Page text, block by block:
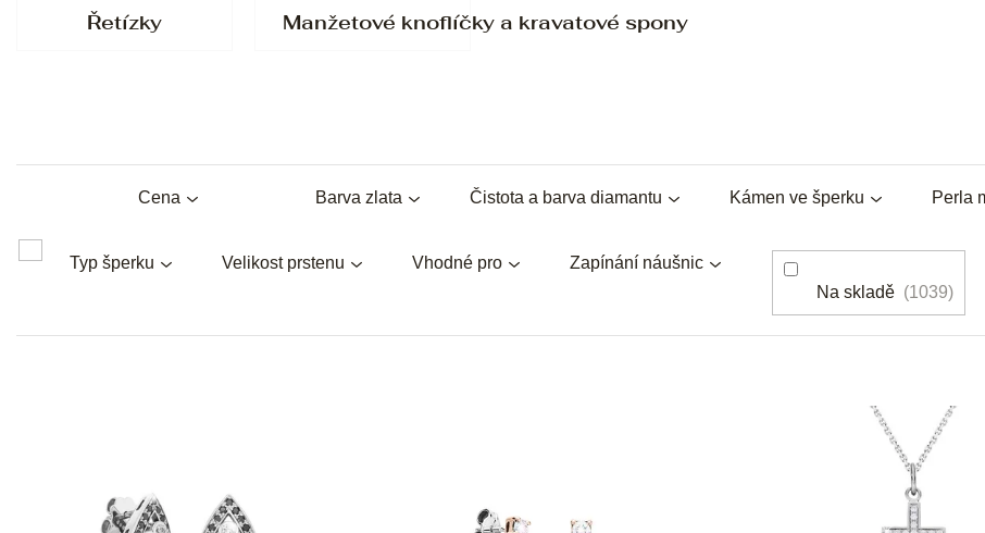
Řetízky Manžetové knoflíčky a kravatové spony
Barva zlata Čistota a barva diamantu Kámen ve šperku Perla
Typ šperku Velikost prstenu Vhodné pro Zapínání náušnic
Cena
Na skladě 1039